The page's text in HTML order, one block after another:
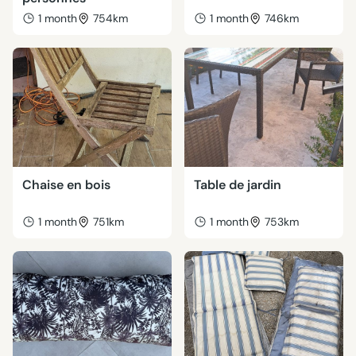
1 month 754km 1 month 746km
Chaise en bois
1 month 751km
Table de jardin
1 month 753km